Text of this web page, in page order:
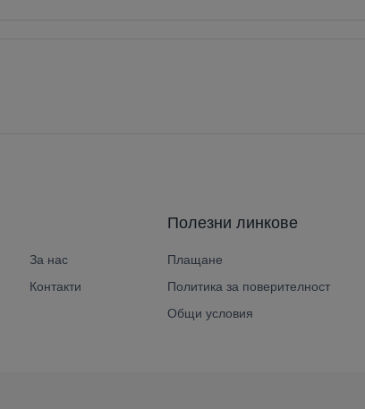
За нас
Контакти
Полезни линкове
Плащане
Политика за поверителност
Общи условия